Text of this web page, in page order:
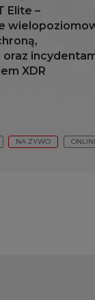
Elite –
XDR
NA ŻYWO